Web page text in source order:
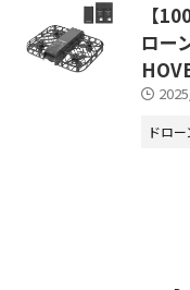
【
ロー
ドロ